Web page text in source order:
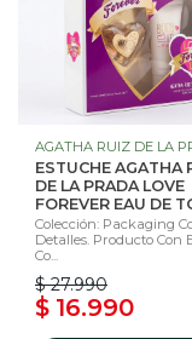
AGATHA RUIZ DE LA
ESTUCHE AGATHA
DE LA PRADA LOVE
FOREVER EAU DE
Colección: Packaging
Detalles. Producto Con
Co...
$ 27.990
$ 16.990